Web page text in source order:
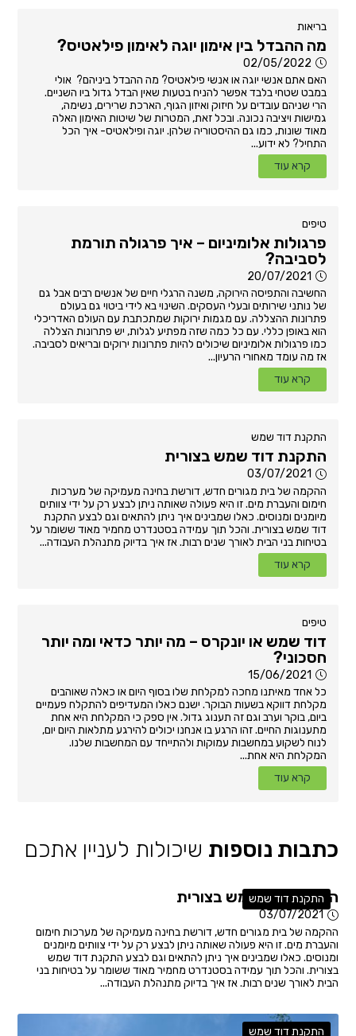
בריאות
מה ההבדל בין אימון יוגה לאימון פילאטיס?
02/05/2022
האם אתם אנשי יוגה או אנשי פילאטיס? מה ההבדל ביניהם? אולי
במבט שטחי בלבד אפשר להניח בטעות שאין הבדל גדול ביו השניים.
הרי שניהם עובדים על חיזוק ואיזון הגוף, הארכת שרירים, נשימה,
גמישות ויציבה נכונה. ובכל זאת, המטרות של שיטות האימון האלה
מאוד שונות, כמו גם ההיסטוריה שלהן. יוגה ופילאטיס- איך הכל
התחיל? לא ידוע...
קרא עוד
טיפים
פרגולות אלומיניום – איך פרגולה תורמת
לסביבה?
20/07/2021
החשיבה והתפיסה הירוקה, משנה הרגלי חיים של אנשים רבים אבל גם
של נותני שירותים ובעלי העסקים. השינוי בא לידי ביטוי גם בעולם
פתרונות ההצללה. עם מגמות ירוקות שמתכתבת עם העולם האדריכלי
הוא באופן כללי. עם כל כמה שזה מפתיע לגלות, יש פתרונות הצללה
כמו פרגולות אלומיניום שיכולים להיות פתרונות ירוקים ובריאים לסביבה.
אז מה עומד מאחורי הרעיון...
קרא עוד
התקנת דוד שמש
התקנת דוד שמש בצורית
03/07/2021
ההקמה של בית מגורים חדש, דורשת בחינה מעמיקה של מערכות
חימום והעברת מים. זו היא פעולה שאותה ניתן לבצע רק על ידי צוותים
מיומנים ומנוסים. כאלו שמבינים איך ניתן להתאים וגם לבצע התקנת
דוד שמש בצורית. והכל תוך עמידה בסטנדרט מחמיר מאוד ששומר על
בטיחות בני הבית לאורך שנים רבות. אז איך בדיוק מתנהלת העבודה...
קרא עוד
טיפים
דוד שמש או יונקרס – מה יותר כדאי ומה יותר
חסכוני?
15/06/2021
כל אחד מאיתנו מחכה למקלחת שלו בסוף היום או כאלה שאוהבים
מקלחת דווקא בשעות הבוקר. ישנם כאלו המעדיפים להתקלח פעמיים
ביום, בוקר וערב וגם זה תענוג גדול. אין ספק כי המקלחת היא אחת
מתענוגות החיים. זהו הרגע בו אנחנו יכולים להירגע מתלאות היום יום,
לנוח לשקוע במחשבות עמוקות ולהתייחד עם המחשבות שלנו.
המקלחת היא אחת...
קרא עוד
כתבות נוספות שיכולות לעניין אתכם
התקנת דוד שמש
התקנת דוד שמש בצורית
03/07/2021
ההקמה של בית מגורים חדש, דורשת בחינה מעמיקה של מערכות חימום
והעברת מים. זו היא פעולה שאותה ניתן לבצע רק על ידי צוותים מיומנים
ומנוסים. כאלו שמבינים איך ניתן להתאים וגם לבצע התקנת דוד שמש
בצורית. והכל תוך עמידה בסטנדרט מחמיר מאוד ששומר על בטיחות בני
הבית לאורך שנים רבות. אז איך בדיוק מתנהלת העבודה...
התקנת דוד שמש